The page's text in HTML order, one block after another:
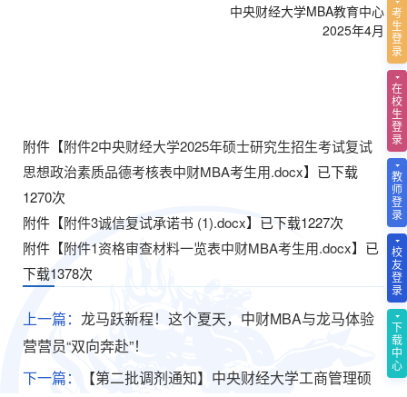
中央财经大学MBA教育中心
2025年4月
附件【附件2中央财经大学2025年硕士研究生招生考试复试
思想政治素质品德考核表中财MBA考生用.docx】已下载
1270次
附件【附件3诚信复试承诺书 (1).docx】已下载1227次
附件【附件1资格审查材料一览表中财MBA考生用.docx】已
下载1378次
上一篇： 龙马跃新程！这个夏天，中财MBA与龙马体验
营营员“双向奔赴”！
下一篇：
【第二批调剂通知】中央财经大学工商管理硕
考
生
登
录
在
校
生
登
录
教
师
登
录
校
友
登
录
下
载
中
心